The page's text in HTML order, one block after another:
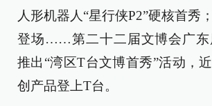
人形机器人“星行侠P2”硬核首秀
登场……第二十二届文博会广东
推出“湾区T台文博首秀”活动，
创产品登上T台。